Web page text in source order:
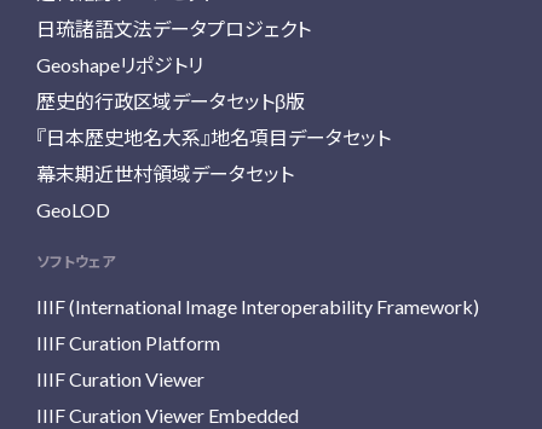
日琉諸語文法データプロジェクト
Geoshapeリポジトリ
歴史的行政区域データセットβ版
『日本歴史地名大系』地名項目データセット
幕末期近世村領域データセット
GeoLOD
ソフトウェア
IIIF (International Image Interoperability Framework)
IIIF Curation Platform
IIIF Curation Viewer
IIIF Curation Viewer Embedded